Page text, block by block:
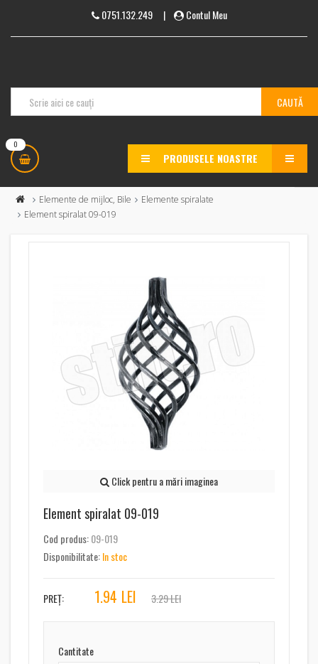
0751.132.249| Contul Meu
0
PRODUSELE NOASTRE MENU
Elemente de mijloc, Bile
Elemente spiralate
Element spiralat 09-019
Click pentru a mări imaginea
Element spiralat 09-019
Cod produs:09-019
Disponibilitate:In stoc
PREȚ: 1.94 LEI 3.29 LEI
Cantitate